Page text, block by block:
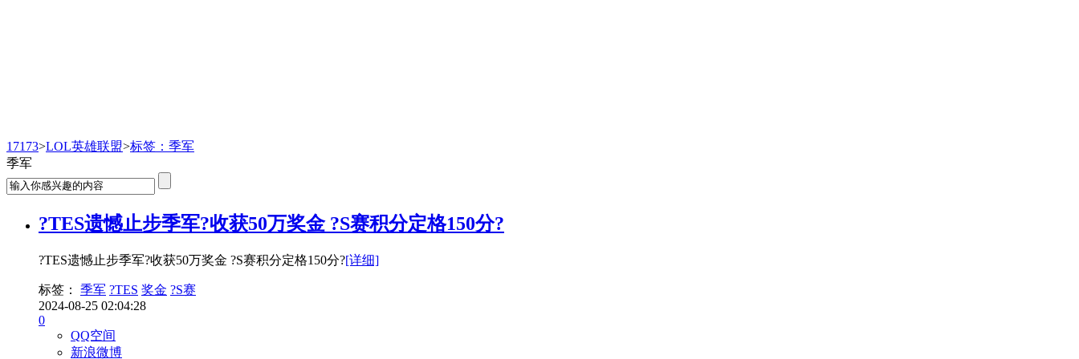
17173>LOL英雄联盟>标签：季军
季军
?TES遗憾止步季军?收获50万奖金 ?S赛积分定格150分?
?TES遗憾止步季军?收获50万奖金 ?S赛积分定格150分?[详细]
标签： 季军 ?TES 奖金 ?S赛
2024-08-25 02:04:28
0
QQ空间
新浪微博